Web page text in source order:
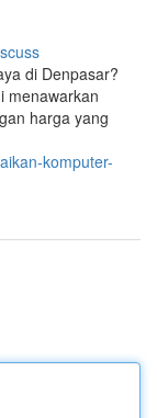
di Denpasar?
menawarkan
harga yang
komputer-